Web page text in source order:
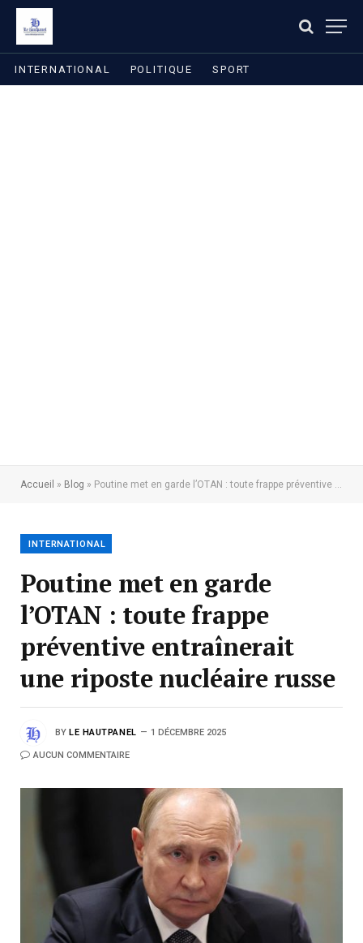
INTERNATIONAL POLITIQUE SPORT
Accueil » Blog » Poutine met en garde l’OTAN : toute frappe préventive entraînerait une riposte nucléaire russe
INTERNATIONAL
Poutine met en garde
l’OTAN : toute frappe
préventive entraînerait
une riposte nucléaire russe
BY LE HAUTPANEL 1 DÉCEMBRE 2025
AUCUN COMMENTAIRE